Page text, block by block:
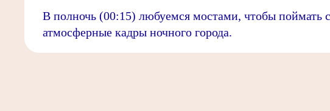
В полночь (00:15) любуемся мостами, чтобы поймать
атмосферные кадры ночного города.
и уютные корпоративы. И вовсе
купить билеты. И повод тоже не